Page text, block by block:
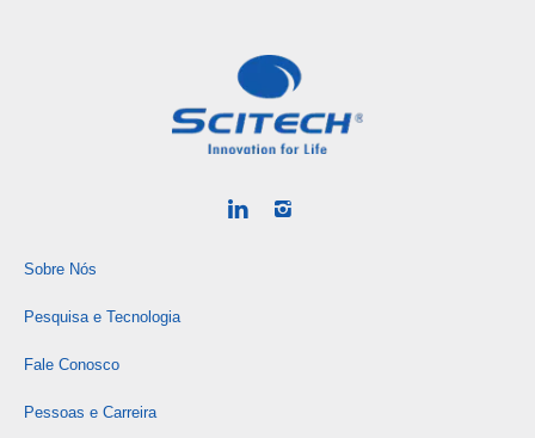
Sobre Nós
Pesquisa e Tecnologia
Fale Conosco
Pessoas e Carreira